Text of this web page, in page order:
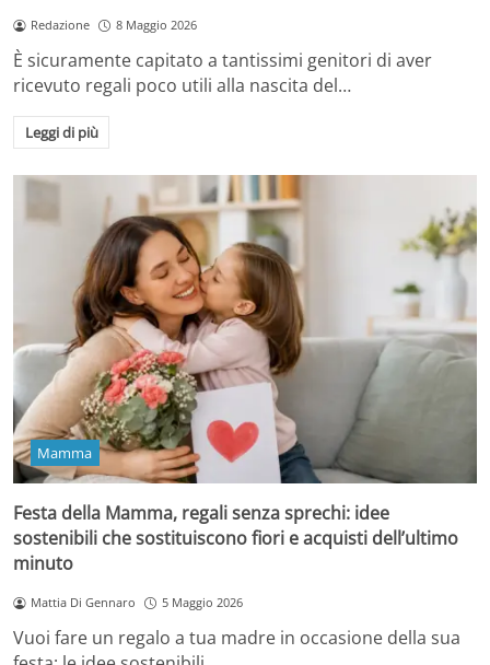
Redazione 8 Maggio 2026
È sicuramente capitato a tantissimi genitori di aver
ricevuto regali poco utili alla nascita del…
Leggi di più
Mamma
Festa della Mamma, regali senza sprechi: idee
sostenibili che sostituiscono fiori e acquisti dell’ultimo
minuto
Mattia Di Gennaro 5 Maggio 2026
Vuoi fare un regalo a tua madre in occasione della sua